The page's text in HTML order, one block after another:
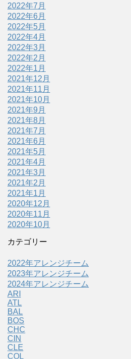
2022年7月
2022年6月
2022年5月
2022年4月
2022年3月
2022年2月
2022年1月
2021年12月
2021年11月
2021年10月
2021年9月
2021年8月
2021年7月
2021年6月
2021年5月
2021年4月
2021年3月
2021年2月
2021年1月
2020年12月
2020年11月
2020年10月
カテゴリー
2022年アレンジチーム
2023年アレンジチーム
2024年アレンジチーム
ARI
ATL
BAL
BOS
CHC
CIN
CLE
COL